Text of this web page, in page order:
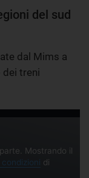
del sud
dal Mims a
dei treni
Mostrando il
di